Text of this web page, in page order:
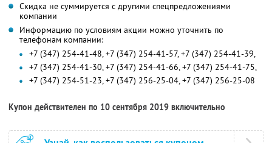
Скидка не суммируется с другими спецпредложениями
компании
Информацию по условиям акции можно уточнить по
телефонам компании:
+7 (347) 254-41-48, +7 (347) 254-41-57, +7 (347) 254-41-39,
+7 (347) 254-41-30, +7 (347) 254-41-66, +7 (347) 254-41-75,
+7 (347) 254-51-23, +7 (347) 256-25-04, +7 (347) 256-25-08
Купон действителен по 10 сентября 2019 включительно